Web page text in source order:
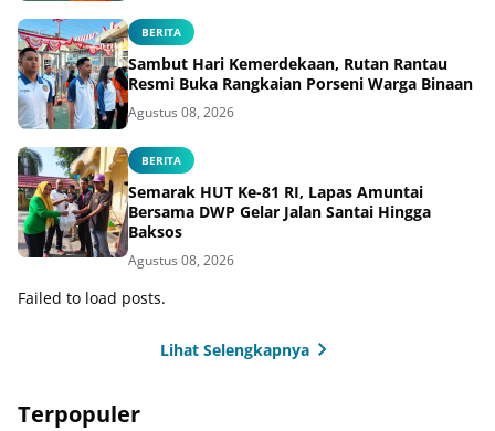
BERITA
Sambut Hari Kemerdekaan, Rutan Rantau
Resmi Buka Rangkaian Porseni Warga Binaan
Agustus 08, 2026
BERITA
Semarak HUT Ke-81 RI, Lapas Amuntai
Bersama DWP Gelar Jalan Santai Hingga
Baksos
Agustus 08, 2026
Failed to load posts.
Lihat Selengkapnya
Terpopuler